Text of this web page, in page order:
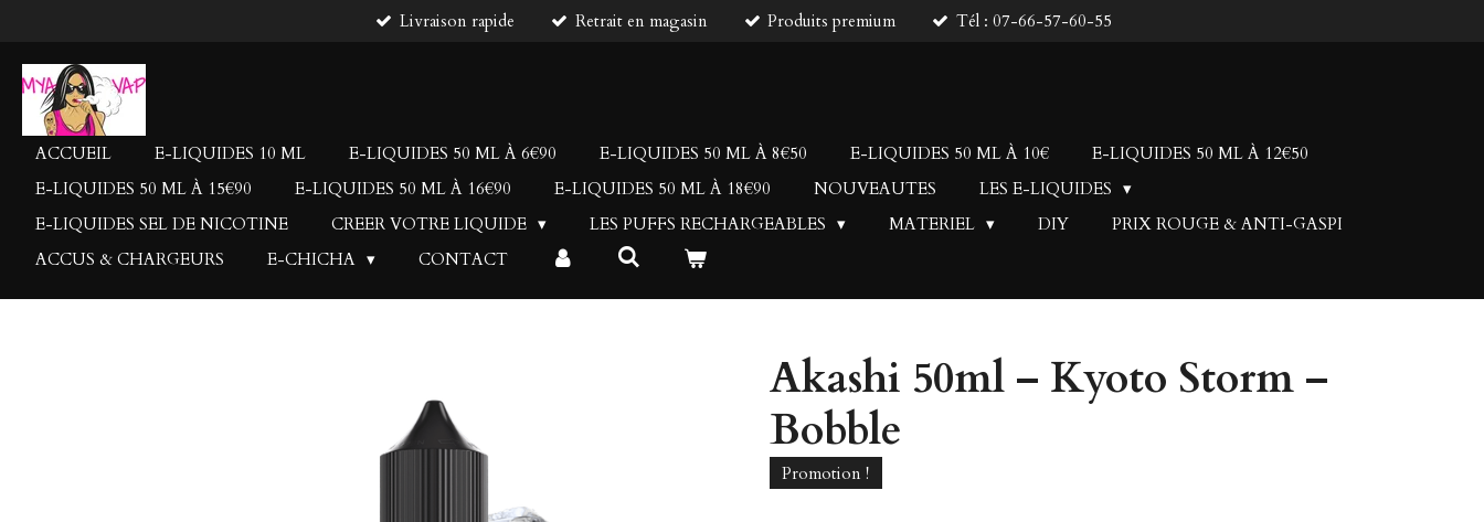
contenu
principal
Livraison rapide Retrait en magasin Produits premium Tél : 07-66-57-60-55
ACCUEIL E-LIQUIDES 10 ML E-LIQUIDES 50 ML À 6€90 E-LIQUIDES 50 ML À 8€50 E-LIQUIDES 50 ML À 10€
E-LIQUIDES 50 ML À 12€50
E-LIQUIDES 50 ML À 15€90
E-LIQUIDES 50 ML À 16€90 E-LIQUIDES 50 ML À 18€90 NOUVEAUTES
LES E-LIQUIDES
E-LIQUIDES SEL DE NICOTINE
CREER VOTRE LIQUIDE LES PUFFS RECHARGEABLES MATERIEL DIY
PRIX ROUGE & ANTI-GASPI
ACCUS & CHARGEURS
E-CHICHA CONTACT
Akashi 50ml – Kyoto Storm –
Bobble
Promotion !